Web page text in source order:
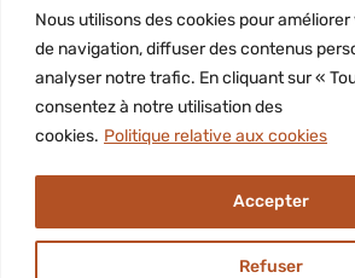
Nous utilisons des cookies pour
de navigation, diffuser des contenus
analyser notre trafic. En cliquant sur «
consentez à notre utilisation des
cookies. Politique relative aux cookies
Refuser
Accepter
informé des activités du Dojo
2026 Laurent Rochat • Built with